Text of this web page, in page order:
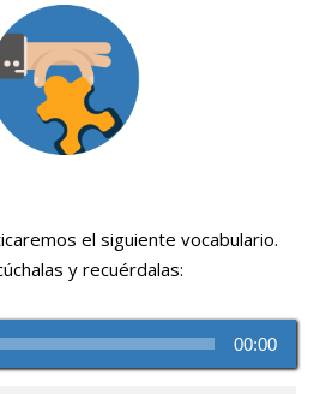
el siguiente vocabulario.
y recuérdalas:
00:00